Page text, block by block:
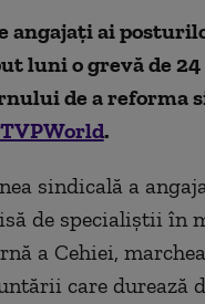
angajați ai
luni o grevă de
de a reforma
TVPWorld.
sindicală a
de specialiștii în
a Cehiei,
care durează